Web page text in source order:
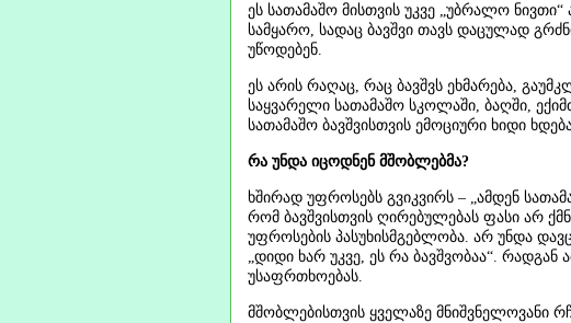
ეს სათამაშო მისთვის უკვე „უბრალო
სამყარო, სადაც ბავშვი თავს დაცულად
უწოდებენ.
ეს არის რაღაც, რაც ბავშვს ეხმარება,
საყვარელი სათამაშო სკოლაში, ბაღში,
სათამაშო ბავშვისთვის ემოციური ხიდი
რა უნდა იცოდნენ მშობლებმა?
ხშირად უფროსებს გვიკვირს – „ამდენ
რომ ბავშვისთვის ღირებულებას ფასი არ
უფროსების პასუხისმგებლობა. არ უნდა
„დიდი ხარ უკვე, ეს რა ბავშვობაა“.
უსაფრთხოებას.
მშობლებისთვის ყველაზე მნიშვნელოვანი